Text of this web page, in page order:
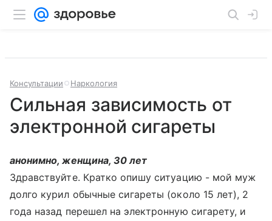
Консультации Наркология
Сильная зависимость от
электронной сигареты
анонимно, женщина, 30 лет
Здравствуйте. Кратко опишу ситуацию - мой муж
долго курил обычные сигареты (около 15 лет), 2
года назад перешел на электронную сигарету, и